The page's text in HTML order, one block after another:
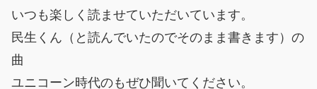
いつも楽しく読ませていただいています。
民生くん（と読んでいたのでそのまま書きます）の
曲
ユニコーン時代のもぜひ聞いてください。